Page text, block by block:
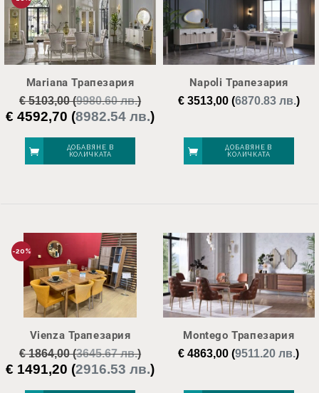
Mariana Трапезария
€5103,00(9980.60 лв.)
Original
was:
€ 5103,00.
€ 4592,70 (8982.54 лв.)Текущата
€ 4592,70.
ДОБАВЯНЕ В
КОЛИЧКАТА
Napoli Трапезария
€3513,00(6870.83 лв.)
ДОБАВЯНЕ В
КОЛИЧКАТА
-20%
Vienza Трапезария
€1864,00(3645.67 лв.)
Original
€ 1491,20 (2916.53 лв.)Текущата
Montego Трапезария
€ 4863,00 (9511.20 лв.)